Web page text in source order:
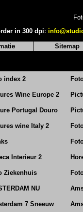
in 300 dpi:
Sitemap
index 2
Wine Europe 2
Portugal Douro
wine Italy 2
Interieur 2
Ziekenhuis
NU
7 Sneeuw